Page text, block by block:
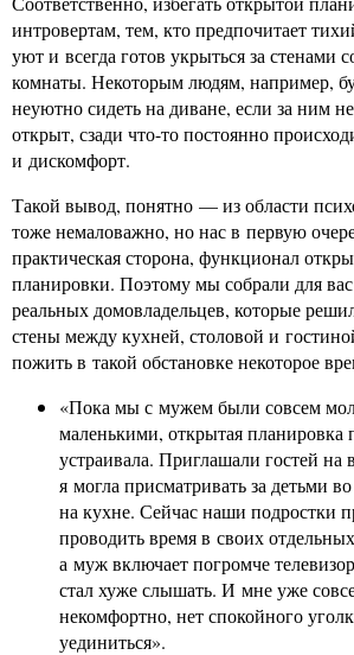
интровертам, тем, кто предпочитает
уют и всегда готов укрыться за стенами
комнаты. Некоторым людям, например,
неуютно сидеть на диване, если за ним
открыт, сзади что-то постоянно
и дискомфорт.
Такой вывод, понятно — из области
тоже немаловажно, но нас в первую
практическая сторона, функционал
планировки. Поэтому мы собрали для
реальных домовладельцев, которые
стены между кухней, столовой и
пожить в такой обстановке некоторое
«Пока мы с мужем были совсем
маленькими, открытая планировка
устраивала. Приглашали гостей на
я могла присматривать за детьми
на кухне. Сейчас наши подростки
проводить время в своих
а муж включает погромче
стал хуже слышать. И мне уже
некомфортно, нет спокойного
уединиться».